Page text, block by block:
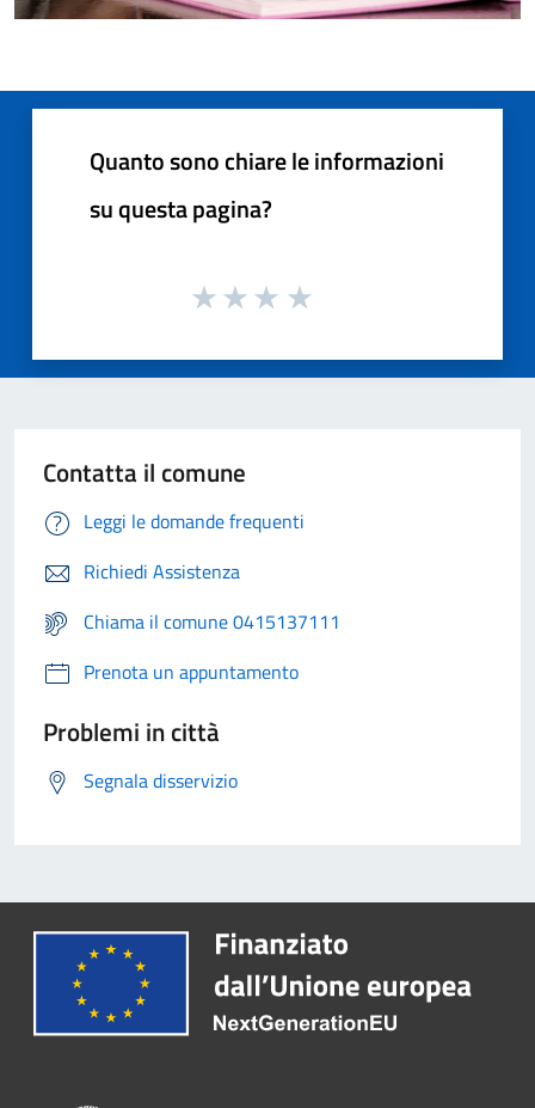
Quanto sono chiare le informazioni
su questa pagina?
Contatta il comune
Leggi le domande frequenti
Richiedi Assistenza
Chiama il comune 0415137111
Prenota un appuntamento
Problemi in città
Segnala disservizio